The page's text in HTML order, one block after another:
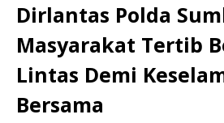
Dirlantas Polda
Masyarakat Tertib
Lintas Demi
Bersama